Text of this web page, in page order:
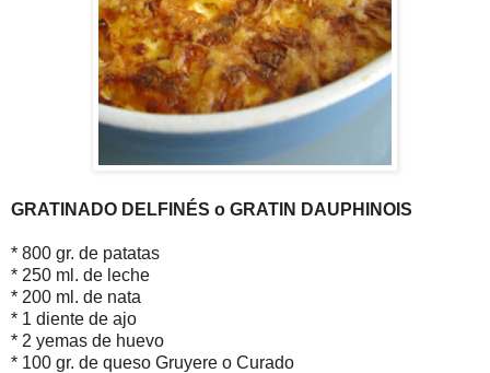
GRATINADO DELFINÉS o GRATIN DAUPHINOIS
* 800 gr. de patatas
* 250 ml. de leche
* 200 ml. de nata
* 1 diente de ajo
* 2 yemas de huevo
* 100 gr. de queso Gruyere o Curado